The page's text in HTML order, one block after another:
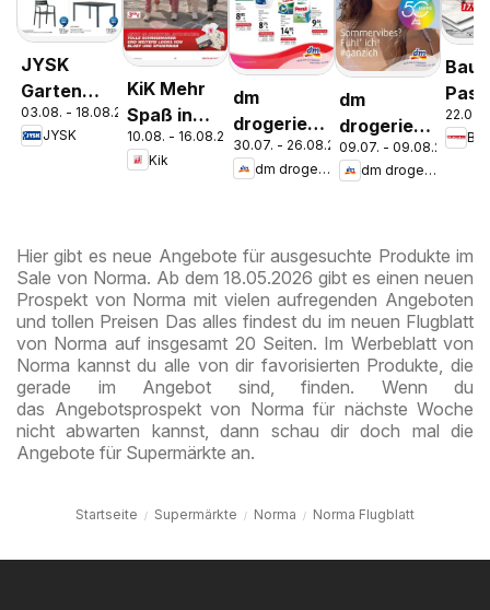
JYSK
Garten
Abverkauf
Spare Bis
03.08. - 18.08.2026
JYSK
KiK Mehr
Spaß in
der Schule
10.08. - 16.08.2026
Kik
dm
drogerie
markt
Journal
30.07. - 26.08.2026
dm drogerie markt
dm
drogerie
markt
Journal
09.07. - 09.08.2026
dm drogerie markt
22.07.
Hier gibt es neue Angebote für ausgesuchte Produkte im
Sale von Norma. Ab dem 18.05.2026 gibt es einen neuen
Prospekt von Norma mit vielen aufregenden Angeboten
und tollen Preisen Das alles findest du im neuen Flugblatt
von Norma auf insgesamt 20 Seiten. Im Werbeblatt von
Norma kannst du alle von dir favorisierten Produkte, die
gerade im Angebot sind, finden. Wenn du
das Angebotsprospekt von Norma für nächste Woche
nicht abwarten kannst, dann schau dir doch mal die
Angebote für Supermärkte an.
Startseite Supermärkte Norma Norma Flugblatt